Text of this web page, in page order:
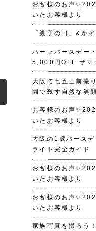
お客様のお声
いたお客様より
「親子の日」&か
ハーフバースデー
5,000円OFF サマ
大阪で七五三前撮
園で残す自然な笑
お客様のお声
いたお客様より
大阪の1歳バース
ライト完全ガイド
お客様のお声
いたお客様より
お客様のお声
いたお客様より
家族写真を撮ろう